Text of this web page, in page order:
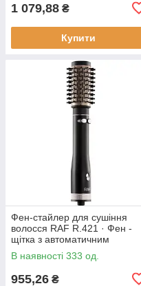
1 079,88 ₴
Купити
Фен-стайлер для сушіння
волосся RAF R.421 · Фен -
щітка з автоматичним
обертанням насадок, 1000 Вт
В наявності 333 од.
955,26 ₴